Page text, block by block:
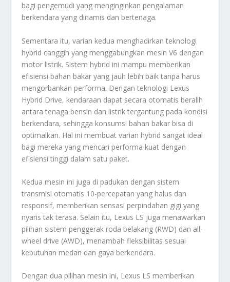
bagi pengemudi yang menginginkan pengalaman
berkendara yang dinamis dan bertenaga.
Sementara itu, varian kedua menghadirkan teknologi
hybrid canggih yang menggabungkan mesin V6 dengan
motor listrik. Sistem hybrid ini mampu memberikan
efisiensi bahan bakar yang jauh lebih baik tanpa harus
mengorbankan performa. Dengan teknologi Lexus
Hybrid Drive, kendaraan dapat secara otomatis beralih
antara tenaga bensin dan listrik tergantung pada kondisi
berkendara, sehingga konsumsi bahan bakar bisa di
optimalkan. Hal ini membuat varian hybrid sangat ideal
bagi mereka yang mencari performa kuat dengan
efisiensi tinggi dalam satu paket.
Kedua mesin ini juga di padukan dengan sistem
transmisi otomatis 10-percepatan yang halus dan
responsif, memberikan sensasi perpindahan gigi yang
nyaris tak terasa. Selain itu, Lexus LS juga menawarkan
pilihan sistem penggerak roda belakang (RWD) dan all-
wheel drive (AWD), menambah fleksibilitas sesuai
kebutuhan medan dan gaya berkendara.
Dengan dua pilihan mesin ini, Lexus LS memberikan